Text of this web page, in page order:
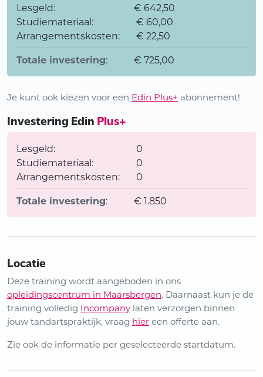
Lesgeld:
€ 642,50
Studiemateriaal:
€ 60,00
Arrangementskosten:
€ 22,50
Totale investering: € 725,00
Je kunt ook kiezen voor een Edin Plus+ abonnement!
Investering Edin Plus+
Lesgeld:
0
Studiemateriaal:
0
Arrangementskosten:
0
Totale investering: € 1.850
Locatie
Deze training wordt aangeboden in ons
opleidingscentrum in Maarsbergen. Daarnaast kun je de
training volledig Incompany laten verzorgen binnen
jouw tandartspraktijk, vraag hier een offerte aan.
Zie ook de informatie per geselecteerde startdatum.